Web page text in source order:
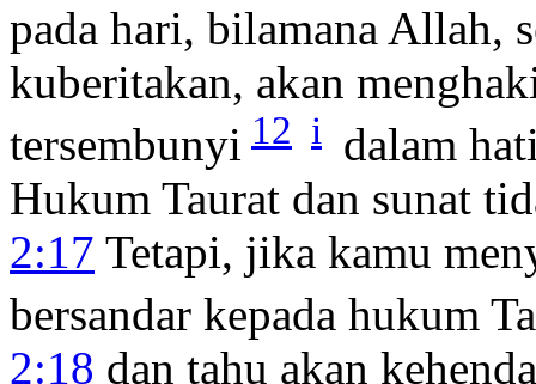
pada hari, bilamana Allah,
kuberitakan, akan
tersembunyi 12 i dalam
Hukum Taurat dan sunat
2:17 Tetapi, jika kamu
bersandar kepada hukum
2:18 dan tahu akan